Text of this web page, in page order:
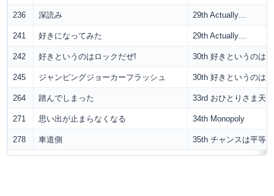
236 深読み 29th Actually…
241 好きになってみた 29th Actually…
242 好きというのはロックだぜ! 30th 好きというのは
245 ジャンピングジョーカーフラッシュ 30th 好きというのは
264 踏んでしまった 33rd おひとりさま天国
271 思い出が止まらなくなる 34th Monopoly
278 車道側 35th チャンスは平等